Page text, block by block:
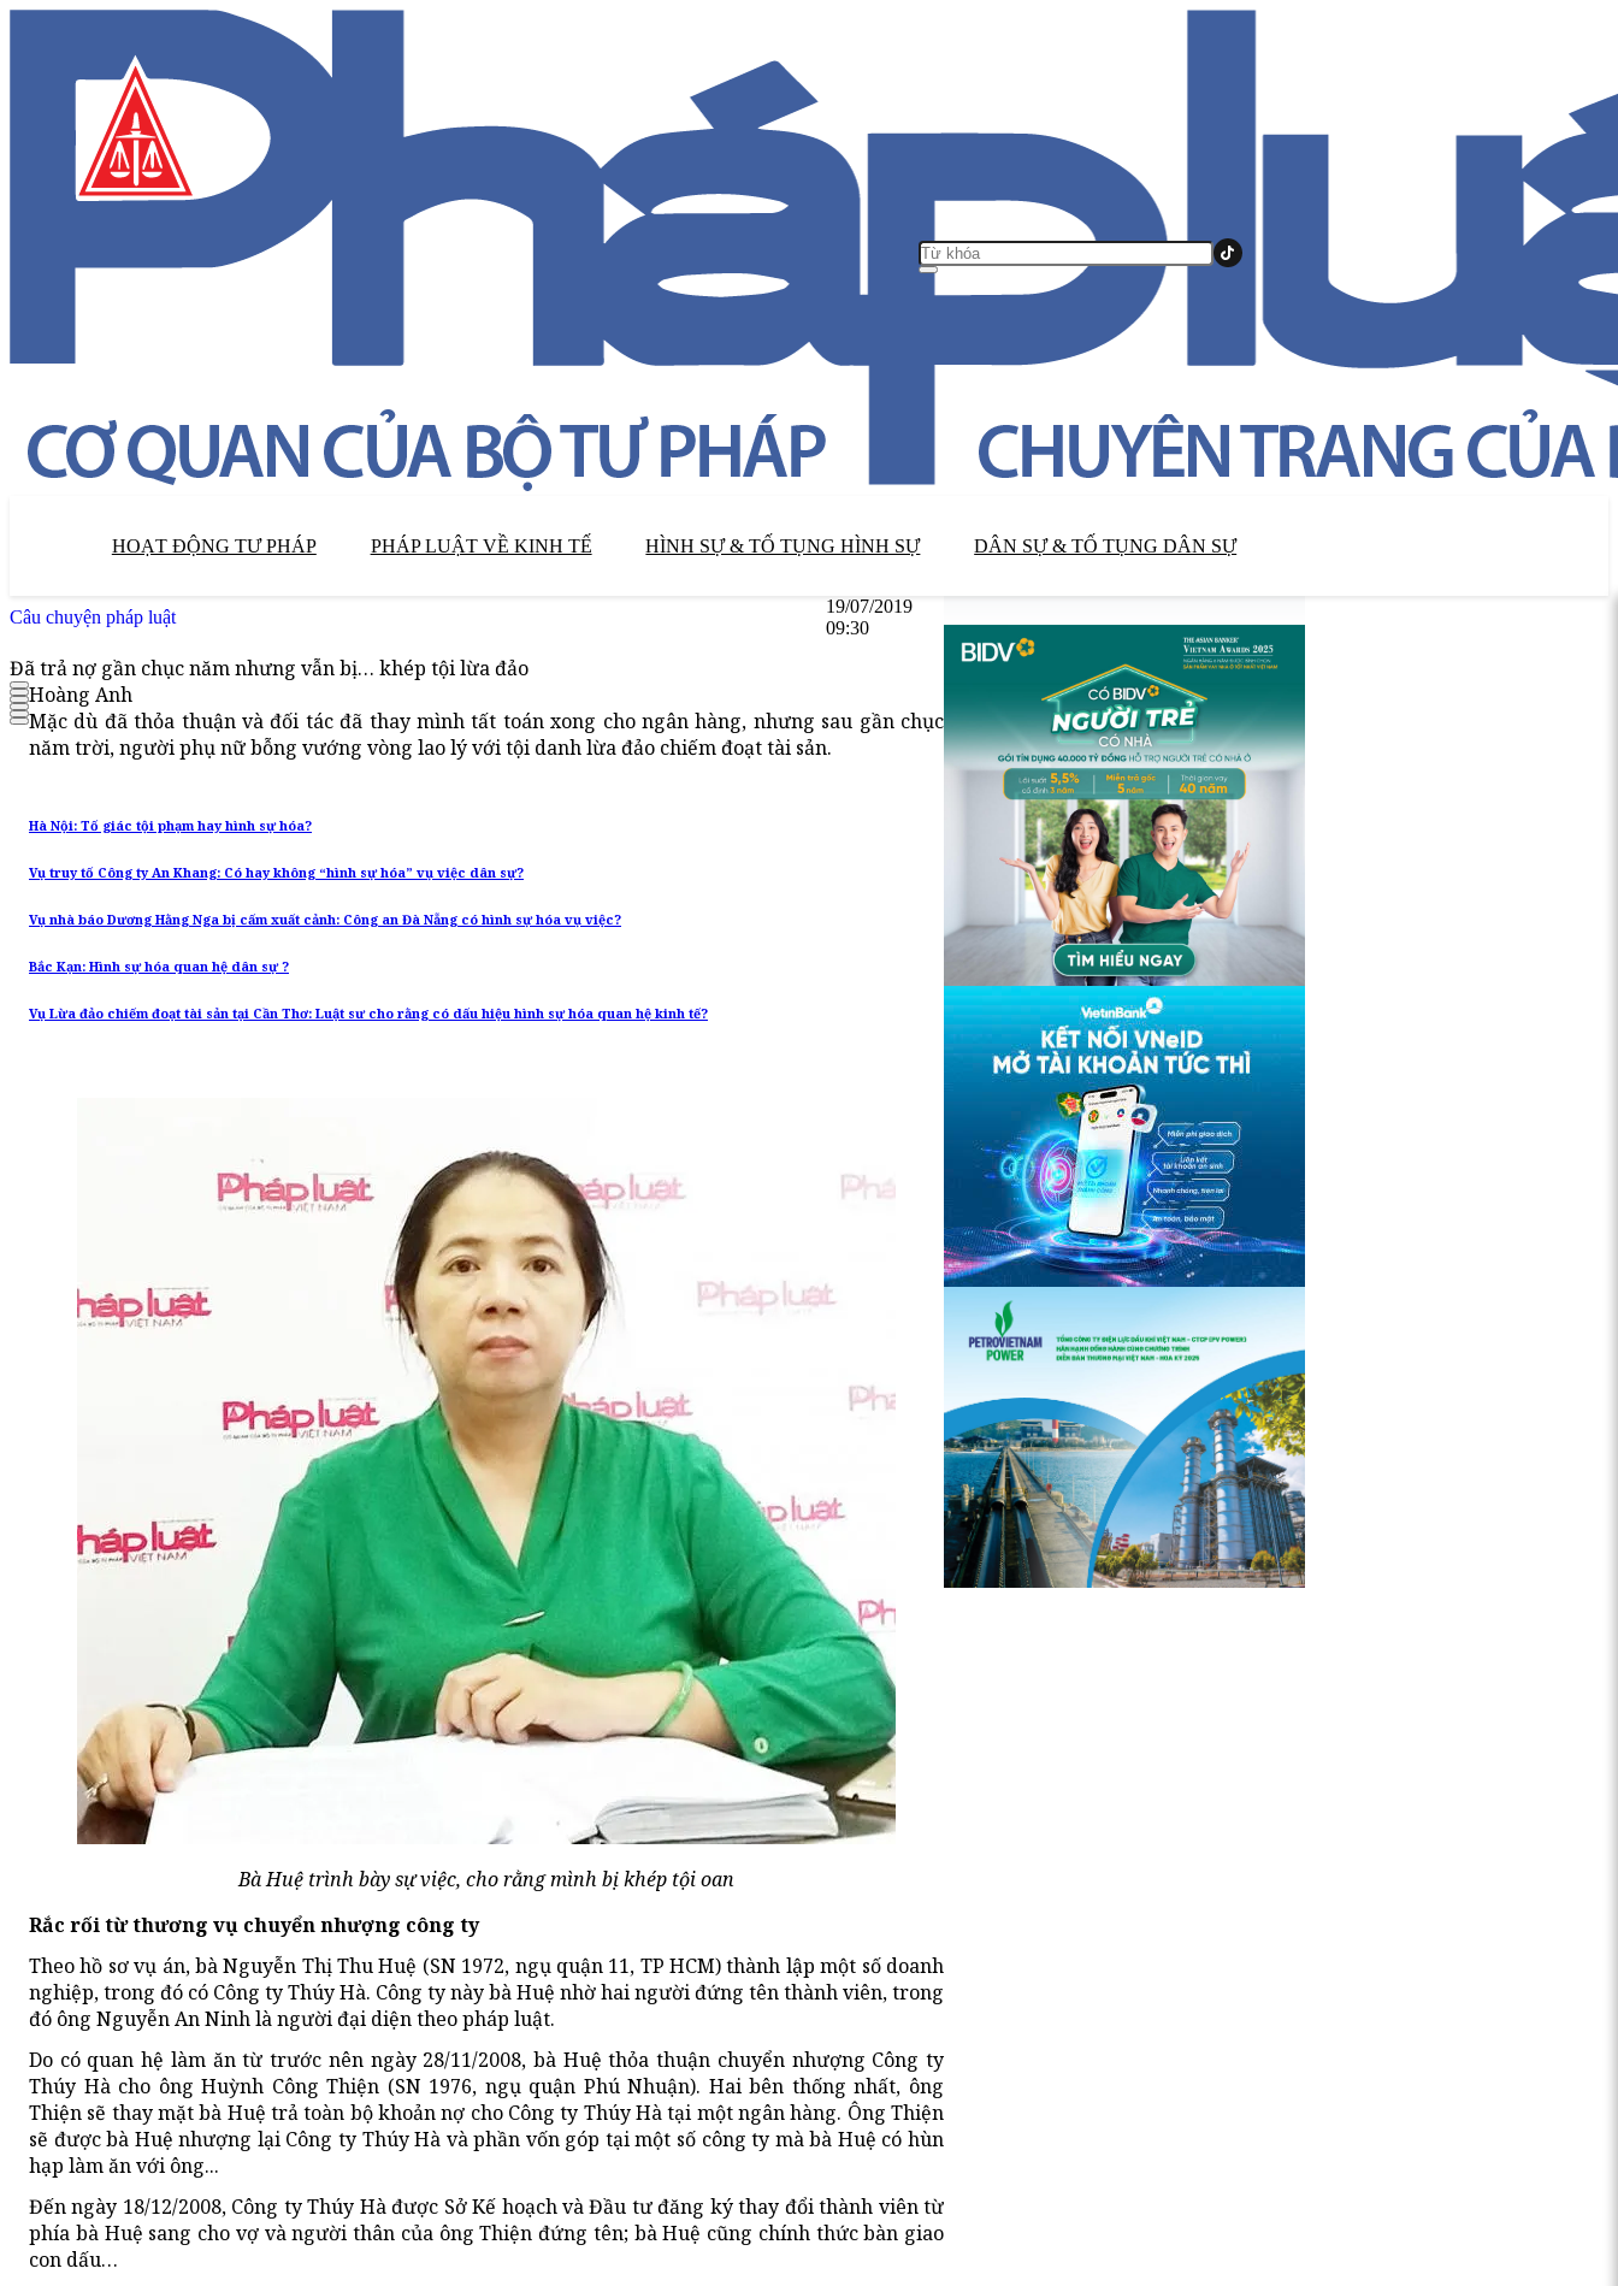
HOẠT ĐỘNG TƯ PHÁP PHÁP LUẬT VỀ KINH TẾ HÌNH SỰ & TỐ TỤNG HÌNH SỰ DÂN SỰ & TỐ TỤNG DÂN SỰ
Câu chuyện pháp luật
19/07/2019
09:30
Đã trả nợ gần chục năm nhưng vẫn bị… khép tội lừa đảo
Hoàng Anh
Mặc dù đã thỏa thuận và đối tác đã thay mình tất toán xong cho ngân hàng, nhưng sau gần chục
năm trời, người phụ nữ bỗng vướng vòng lao lý với tội danh lừa đảo chiếm đoạt tài sản.
Hà Nội: Tố giác tội phạm hay hình sự hóa?
Vụ truy tố Công ty An Khang: Có hay không “hình sự hóa” vụ việc dân sự?
Vụ nhà báo Dương Hằng Nga bị cấm xuất cảnh: Công an Đà Nẵng có hình sự hóa vụ việc?
Bắc Kạn: Hình sự hóa quan hệ dân sự ?
Vụ Lừa đảo chiếm đoạt tài sản tại Cần Thơ: Luật sư cho rằng có dấu hiệu hình sự hóa quan hệ kinh tế?
Bà Huệ trình bày sự việc, cho rằng mình bị khép tội oan
Rắc rối từ thương vụ chuyển nhượng công ty
Theo hồ sơ vụ án, bà Nguyễn Thị Thu Huệ (SN 1972, ngụ quận 11, TP HCM) thành lập một số doanh
nghiệp, trong đó có Công ty Thúy Hà. Công ty này bà Huệ nhờ hai người đứng tên thành viên, trong
đó ông Nguyễn An Ninh là người đại diện theo pháp luật.
Do có quan hệ làm ăn từ trước nên ngày 28/11/2008, bà Huệ thỏa thuận chuyển nhượng Công ty
Thúy Hà cho ông Huỳnh Công Thiện (SN 1976, ngụ quận Phú Nhuận). Hai bên thống nhất, ông
Thiện sẽ thay mặt bà Huệ trả toàn bộ khoản nợ cho Công ty Thúy Hà tại một ngân hàng. Ông Thiện
sẽ được bà Huệ nhượng lại Công ty Thúy Hà và phần vốn góp tại một số công ty mà bà Huệ có hùn
hạp làm ăn với ông...
Đến ngày 18/12/2008, Công ty Thúy Hà được Sở Kế hoạch và Đầu tư đăng ký thay đổi thành viên từ
phía bà Huệ sang cho vợ và người thân của ông Thiện đứng tên; bà Huệ cũng chính thức bàn giao
con dấu…